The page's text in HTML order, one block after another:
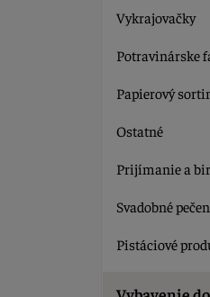
Vykrajovačky
Potravinárske
Papierový
Ostatné
Prijímanie a
Svadobné
Pistáciové